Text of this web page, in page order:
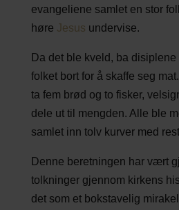
evangeliene samlet en stor
høre Jesus undervise.
Da det ble kveld, ba
folket bort for å skaffe seg
ta fem brød og to fisker,
dele ut til mengden. Alle ble
samlet inn tolv kurver med
Denne beretningen har vært
tolkninger gjennom kirkens
det som et bokstavelig